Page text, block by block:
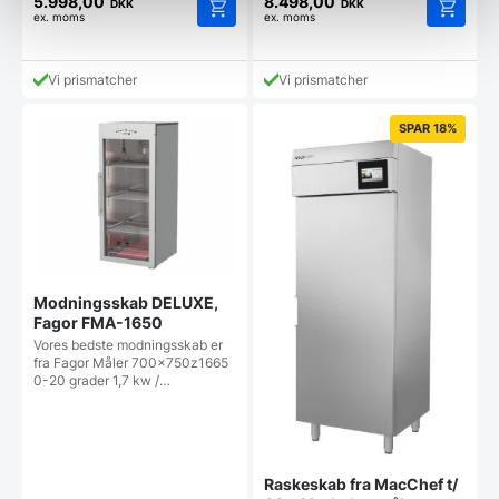
DKK
ex. moms
Vi prismatcher
DKK
ex. moms
Vi prismatcher
Modningsskab DELUXE,
Fagor FMA-1650
Vores bedste modningsskab er
fra Fagor Måler 700x750z1665
0-20 grader 1,7 kw /…
SPAR 18%
Raskeskab fra MacChef t/